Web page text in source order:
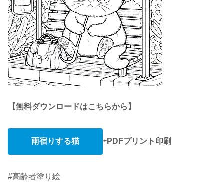
【無料ダウンロードはこちらから】
雨宿りする猫 ⇦PDFプリント印刷
#高齢者塗り絵